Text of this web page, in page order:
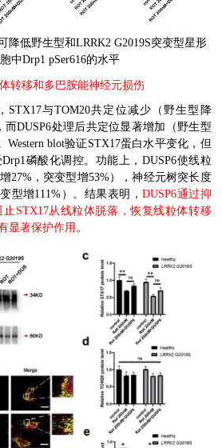
降低野生型和LRRK2 G2019S突变型星形
中Drp1 pSer616的水平
转移和多巴胺能神经元损伤
STX17与TOM20共定位减少（野生型降
而DUSP6处理后共定位显著增加（野生型
Western blot验证 STX17蛋白水平变化，但
Drp1磷酸化调控。功能上， DUSP6使线粒
27%，突变型增53%），神经元树突长度
型增111% ）。结果表明，DUSP6通过抑
止 STX17从线粒体脱落，恢复线粒体转移
显著保护作用 。